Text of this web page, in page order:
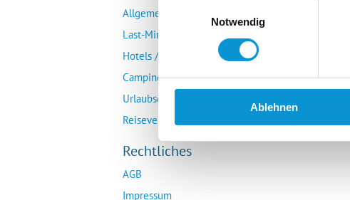
Notwendig
Ablehnen
Allgemeine Buchungsanfrage
Last-Minute-Angebote
Hotels / Pensionen
Campingplätze
Urlaubsgesuche
Reiseversicherung
Rechtliches
AGB
Impressum